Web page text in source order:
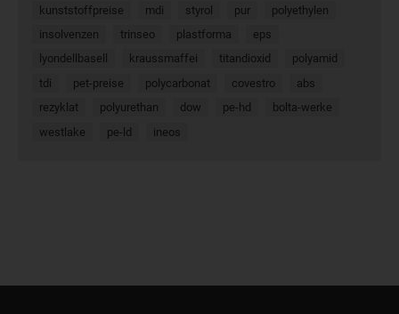
kunststoffpreise
mdi styrol pur
polyethylen
insolvenzen
trinseo plastforma
eps
lyondellbasell
kraussmaffei titandioxid
polyamid
tdi
pet-preise polycarbonat covestro
abs
rezyklat
polyurethan dow pe-hd
bolta-werke
westlake
pe-ld ineos